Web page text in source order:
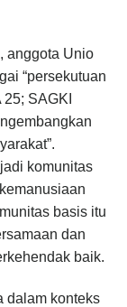
anggota Unio
“persekutuan
SAGKI
komunitas
basis itu
dan
baik.
dalam konteks